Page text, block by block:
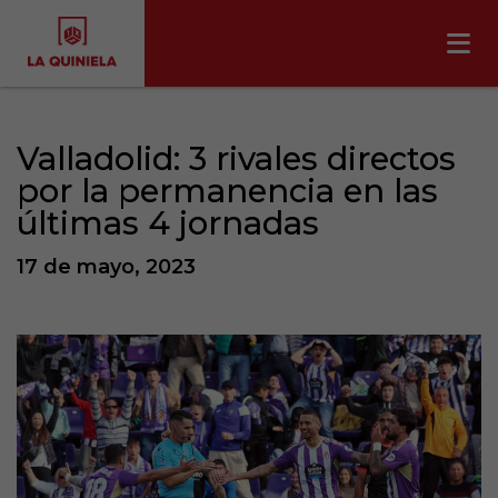
Valladolid: 3 rivales directos
por la permanencia en las
últimas 4 jornadas
17 de mayo, 2023